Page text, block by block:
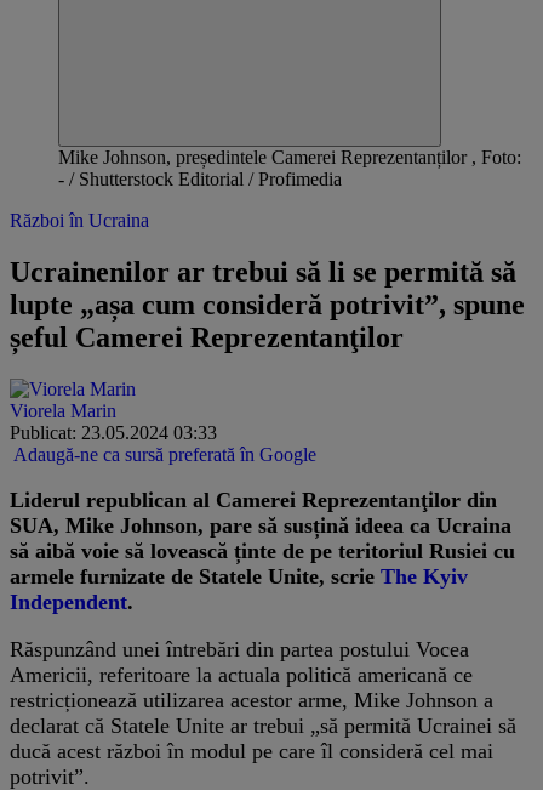
Mike Johnson, președintele Camerei Reprezentanților , Foto:
- / Shutterstock Editorial / Profimedia
Război în Ucraina
Ucrainenilor ar trebui să li se permită să
lupte „așa cum consideră potrivit”, spune
șeful Camerei Reprezentanţilor
Viorela Marin
Publicat: 23.05.2024 03:33
Adaugă-ne ca sursă preferată în Google
Liderul republican al Camerei Reprezentanţilor din
SUA, Mike Johnson, pare să susțină ideea ca Ucraina
să aibă voie să lovească ținte de pe teritoriul Rusiei cu
armele furnizate de Statele Unite, scrie The Kyiv
Independent.
Răspunzând unei întrebări din partea postului Vocea
Americii, referitoare la actuala politică americană ce
restricționează utilizarea acestor arme, Mike Johnson a
declarat că Statele Unite ar trebui „să permită Ucrainei să
ducă acest război în modul pe care îl consideră cel mai
potrivit”.